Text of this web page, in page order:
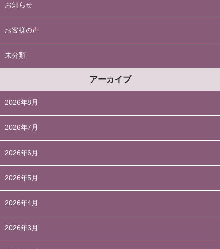
お知らせ
お客様の声
未分類
アーカイブ
2026年8月
2026年7月
2026年6月
2026年5月
2026年4月
2026年3月